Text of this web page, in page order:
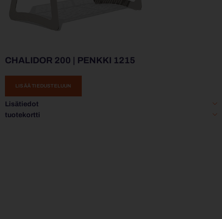
CHALIDOR 200 | PENKKI 1215
LISÄÄ TIEDUSTELUUN
Lisätiedot
tuotekortti